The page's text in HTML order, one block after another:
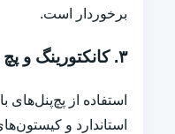
برخوردار است.
۳. کانکتورینگ و پچ پنل
استفاده از پچ‌پنل‌های
استاندارد و